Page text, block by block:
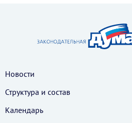
Новости
Структура и состав
Календарь